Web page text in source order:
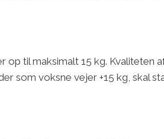
til maksimalt 15 kg. Kvaliteten
som voksne vejer +15 kg, skal